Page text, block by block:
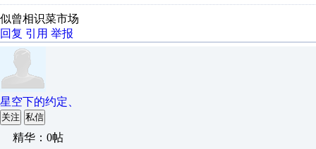
似曾相识菜市场
回复 引用 举报
星空下的约定、
关注 私信
精华：0帖